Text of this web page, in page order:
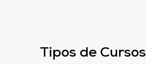
Tipos de Cursos